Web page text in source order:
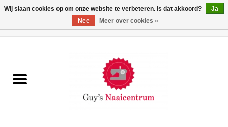
Machines
Wij slaan cookies op om onze website te verbeteren. Is dat akkoord?
Ja
Nee
Meer over cookies »